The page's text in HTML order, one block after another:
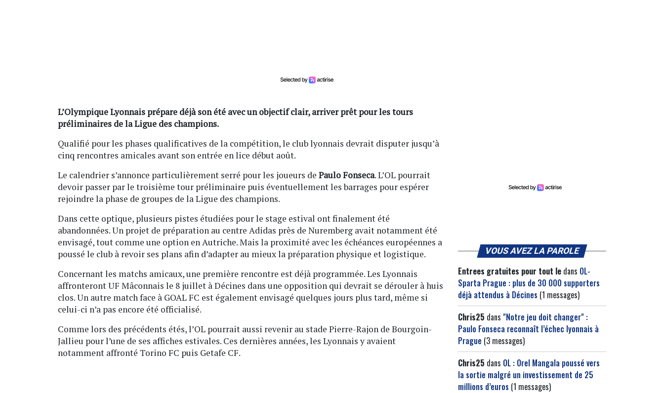
L’Olympique Lyonnais prépare déjà son été avec un objectif clair, arriver prêt pour les tours
préliminaires de la Ligue des champions.
Qualifié pour les phases qualificatives de la compétition, le club lyonnais devrait disputer jusqu’à
cinq rencontres amicales avant son entrée en lice début août.
Le calendrier s’annonce particulièrement serré pour les joueurs de Paulo Fonseca. L’OL pourrait
devoir passer par le troisième tour préliminaire puis éventuellement les barrages pour espérer
rejoindre la phase de groupes de la Ligue des champions.
Dans cette optique, plusieurs pistes étudiées pour le stage estival ont finalement été
abandonnées. Un projet de préparation au centre Adidas près de Nuremberg avait notamment été
envisagé, tout comme une option en Autriche. Mais la proximité avec les échéances européennes a
poussé le club à revoir ses plans afin d’adapter au mieux la préparation physique et logistique.
Concernant les matchs amicaux, une première rencontre est déjà programmée. Les Lyonnais
affronteront UF Mâconnais le 8 juillet à Décines dans une opposition qui devrait se dérouler à huis
clos. Un autre match face à GOAL FC est également envisagé quelques jours plus tard, même si
celui-ci n’a pas encore été officialisé.
Comme lors des précédents étés, l’OL pourrait aussi revenir au stade Pierre-Rajon de Bourgoin-
Jallieu pour l’une de ses affiches estivales. Ces dernières années, les Lyonnais y avaient
notamment affronté Torino FC puis Getafe CF.
VOUS AVEZ LA PAROLE
Entrees gratuites pour tout le dans OL-
Sparta Prague : plus de 30 000 supporters
déjà attendus à Décines (1 messages)
Chris25 dans "Notre jeu doit changer" :
Paulo Fonseca reconnaît l’échec lyonnais à
Prague (3 messages)
Chris25 dans OL : Orel Mangala poussé vers
la sortie malgré un investissement de 25
millions d’euros (1 messages)